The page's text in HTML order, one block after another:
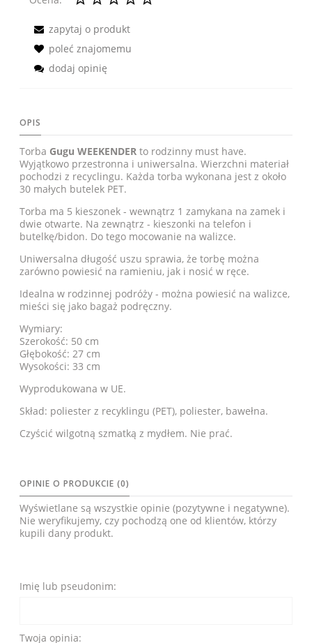
zapytaj o produkt
poleć znajomemu
dodaj opinię
OPIS
Torba Gugu WEEKENDER to rodzinny must have.
Wyjątkowo przestronna i uniwersalna. Wierzchni materiał
pochodzi z recyclingu. Każda torba wykonana jest z około
30 małych butelek PET.
Torba ma 5 kieszonek - wewnątrz 1 zamykana na zamek i
dwie otwarte. Na zewnątrz - kieszonki na telefon i
butelkę/bidon. Do tego mocowanie na walizce.
Uniwersalna długość uszu sprawia, że torbę można
zarówno powiesić na ramieniu, jak i nosić w ręce.
Idealna w rodzinnej podróży - można powiesić na walizce,
mieści się jako bagaż podręczny.
Wymiary:
Szerokość: 50 cm
Głębokość: 27 cm
Wysokości: 33 cm
Wyprodukowana w UE.
Skład: poliester z recyklingu (PET), poliester, bawełna.
Czyścić wilgotną szmatką z mydłem. Nie prać.
OPINIE O PRODUKCIE (0)
Wyświetlane są wszystkie opinie (pozytywne i negatywne).
Nie weryfikujemy, czy pochodzą one od klientów, którzy
kupili dany produkt.
Imię lub pseudonim:
Twoja opinia: